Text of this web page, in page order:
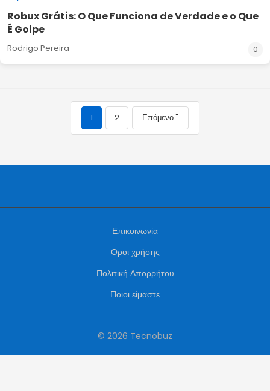
Robux Grátis: O Que Funciona de Verdade e o Que
É Golpe
Rodrigo Pereira 0
1 2 Επόμενο "
Επικοινωνία
Οροι χρήσης
Πολιτική Απορρήτου
Ποιοι είμαστε
© 2026 Tecnobuz